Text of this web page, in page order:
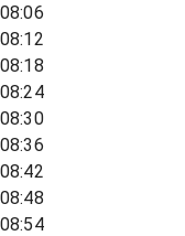
08:06
08:12
08:18
08:24
08:30
08:36
08:42
08:48
08:54